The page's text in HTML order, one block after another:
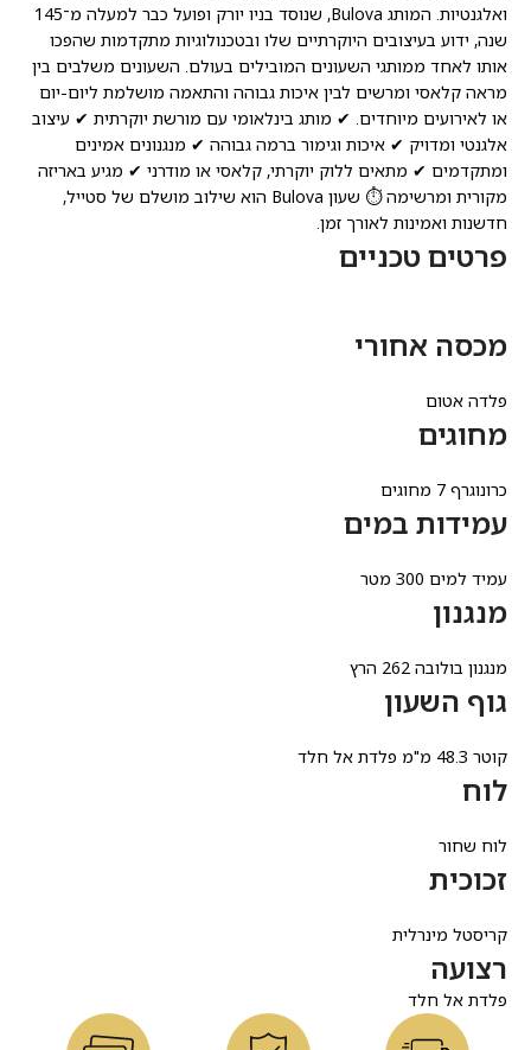
ואלגנטיות. המותג Bulova, שנוסד בניו יורק ופועל כבר למעלה מ־145
שנה, ידוע בעיצובים היוקרתיים שלו ובטכנולוגיות מתקדמות שהפכו
אותו לאחד ממותגי השעונים המובילים בעולם. השעונים משלבים בין
מראה קלאסי ומרשים לבין איכות גבוהה והתאמה מושלמת ליום-יום
או לאירועים מיוחדים. ✔ מותג בינלאומי עם מורשת יוקרתית ✔ עיצוב
אלגנטי ומדויק ✔ איכות וגימור ברמה גבוהה ✔ מנגנונים אמינים
ומתקדמים ✔ מתאים ללוק יוקרתי, קלאסי או מודרני ✔ מגיע באריזה
מקורית ומרשימה ⏱️ שעון Bulova הוא שילוב מושלם של סטייל,
חדשנות ואמינות לאורך זמן.
פרטים טכניים
מכסה אחורי
פלדה אטום
מחוגים
כרונוגרף 7 מחוגים
עמידות במים
עמיד למים 300 מטר
מנגנון
מנגנון בולובה 262 הרץ
גוף השעון
קוטר 48.3 מ"מ פלדת אל חלד
לוח
לוח שחור
זכוכית
קריסטל מינרלית
רצועה
פלדת אל חלד